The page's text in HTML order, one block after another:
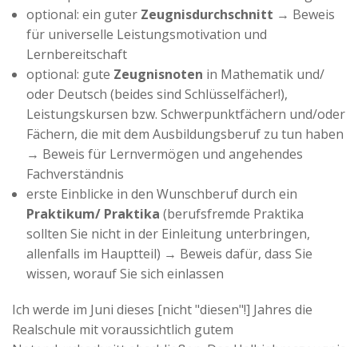
optional: ein guter Zeugnisdurchschnitt → Beweis
für universelle Leistungsmotivation und
Lernbereitschaft
optional: gute Zeugnisnoten in Mathematik und/
oder Deutsch (beides sind Schlüsselfächer!),
Leistungskursen bzw. Schwerpunktfächern und/oder
Fächern, die mit dem Ausbildungsberuf zu tun haben
→ Beweis für Lernvermögen und angehendes
Fachverständnis
erste Einblicke in den Wunschberuf durch ein
Praktikum/ Praktika (berufsfremde Praktika
sollten Sie nicht in der Einleitung unterbringen,
allenfalls im Hauptteil) → Beweis dafür, dass Sie
wissen, worauf Sie sich einlassen
Ich werde im Juni dieses [nicht "diesen"!] Jahres die
Realschule mit voraussichtlich gutem